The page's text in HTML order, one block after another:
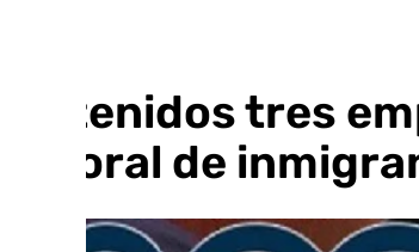
Detenidos tres
laboral de